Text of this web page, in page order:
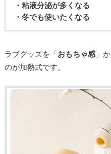
・粘液分泌が多くなる
・冬でも使いたくなる
ラブグッズを「おもちゃ感」
のが加熱式です。